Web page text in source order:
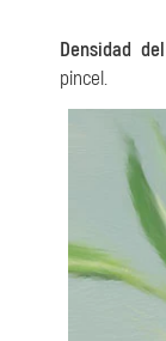
Densidad
pincel.